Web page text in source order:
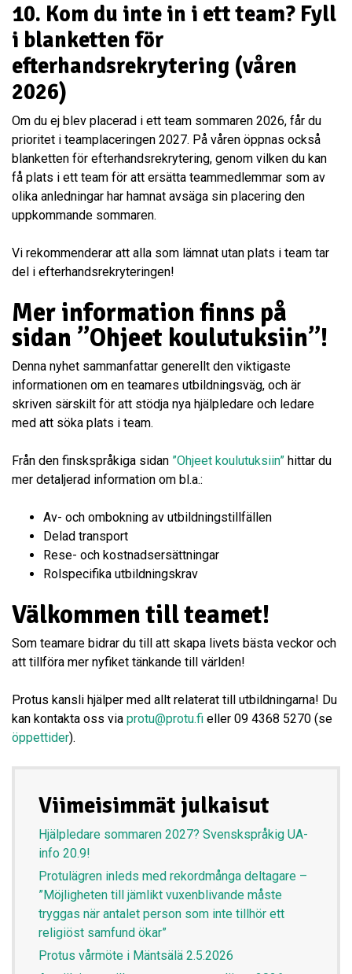
10. Kom du inte in i ett team? Fyll
i blanketten för
efterhandsrekrytering (våren
2026)
Om du ej blev placerad i ett team sommaren 2026, får du
prioritet i teamplaceringen 2027. På våren öppnas också
blanketten för efterhandsrekrytering, genom vilken du kan
få plats i ett team för att ersätta teammedlemmar som av
olika anledningar har hamnat avsäga sin placering den
uppkommande sommaren.
Vi rekommenderar att alla som lämnat utan plats i team tar
del i efterhandsrekryteringen!
Mer information finns på
sidan ”Ohjeet koulutuksiin”!
Denna nyhet sammanfattar generellt den viktigaste
informationen om en teamares utbildningsväg, och är
skriven särskilt för att stödja nya hjälpledare och ledare
med att söka plats i team.
Från den finskspråkiga sidan ”Ohjeet koulutuksiin” hittar du
mer detaljerad information om bl.a.:
Av- och ombokning av utbildningstillfällen
Delad transport
Rese- och kostnadsersättningar
Rolspecifika utbildningskrav
Välkommen till teamet!
Som teamare bidrar du till att skapa livets bästa veckor och
att tillföra mer nyfiket tänkande till världen!
Protus kansli hjälper med allt relaterat till utbildningarna! Du
kan kontakta oss via protu@protu.fi eller 09 4368 5270 (se
öppettider).
Viimeisimmät julkaisut
Hjälpledare sommaren 2027? Svenskspråkig UA-
info 20.9!
Protulägren inleds med rekordmånga deltagare –
”Möjligheten till jämlikt vuxenblivande måste
tryggas när antalet person som inte tillhör ett
religiöst samfund ökar”
Protus vårmöte i Mäntsälä 2.5.2026